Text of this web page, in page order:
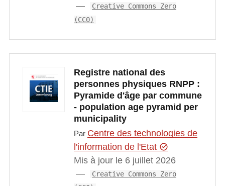
Creative Commons Zero
(CC0)
Registre national des
personnes physiques RNPP :
Pyramide d'âge par commune
- population age pyramid per
municipality
Par Centre des technologies de
l'information de l'Etat
Mis à jour le 6 juillet 2026
Creative Commons Zero